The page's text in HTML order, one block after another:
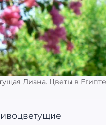
Лиана. Цветы в Египте